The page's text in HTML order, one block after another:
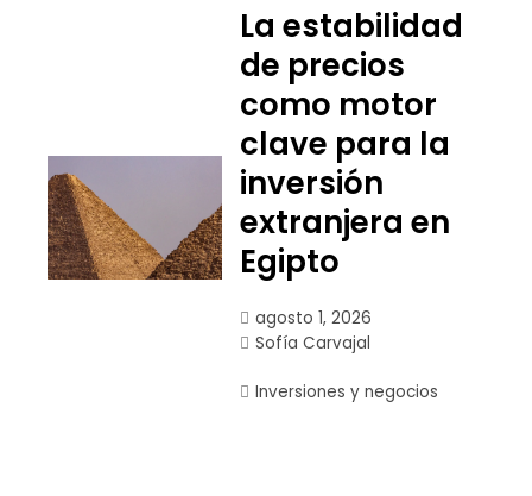
La estabilidad
de precios
como motor
clave para la
inversión
extranjera en
Egipto
agosto 1, 2026
Sofía Carvajal
Inversiones y negocios